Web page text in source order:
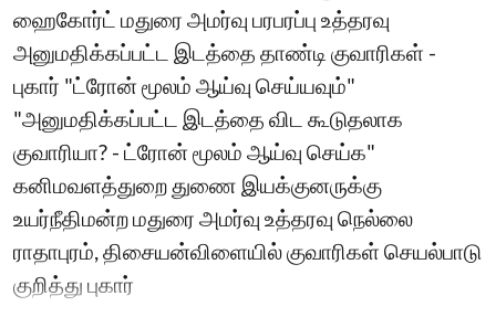
ஹைகோர்ட் மதுரை அமர்வு பரபரப்பு உத்தரவு
அனுமதிக்கப்பட்ட இடத்தை தாண்டி குவாரிகள் -
புகார் "ட்ரோன் மூலம் ஆய்வு செய்யவும்"
"அனுமதிக்கப்பட்ட இடத்தை விட கூடுதலாக
குவாரியா? - ட்ரோன் மூலம் ஆய்வு செய்க"
கனிமவளத்துறை துணை இயக்குனருக்கு
உயர்நீதிமன்ற மதுரை அமர்வு உத்தரவு நெல்லை
ராதாபுரம், திசையன்விளையில் குவாரிகள் செயல்பாடு
குறித்து புகார்